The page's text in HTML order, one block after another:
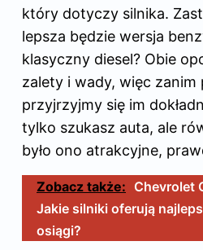
który dotyczy silnika.
lepsza będzie wersja
klasyczny diesel? Obie
zalety i wady, więc zanim
przyjrzyjmy się im
tylko szukasz auta, ale
było ono atrakcyjne,
Zobacz także: Chevrolet
Jakie silniki oferują
osiągi?